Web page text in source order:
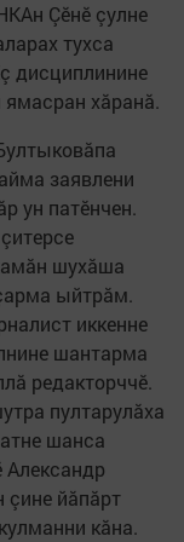
Çӗнӗ çулне
тухса
дисциплинине
хăранă.
заявлени
ун патӗнчен.
шухăша
ыйтрăм.
иккенне
шантарма
редакторччӗ.
пултарулăха
шанса
Александр
çине йăпăрт
кăна.